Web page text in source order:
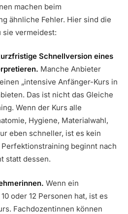
machen beim
ähnliche Fehler. Hier sind die
sie vermeidest:
Schnellversion eines
Manche Anbieter
„intensive Anfänger-Kurs in
Das ist nicht das Gleiche
Wenn der Kurs alle
Hygiene, Materialwahl,
eben schneller, ist es kein
beginnt nach
statt dessen.
Wenn ein
oder 12 Personen hat, ist es
Fachdozentinnen können